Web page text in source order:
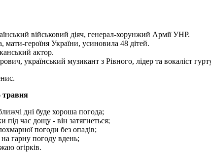
військовий діяч, генерал-хорунжий Армії УНР.
мати-героїня України, усиновила 48 дітей.
актор.
український музикант з Рівного, лідер та вокаліст
травня
дні буде хороша погода;
під час дощу - він затягнеться;
погоди без опадів;
гарну погоду вдень;
огірків.